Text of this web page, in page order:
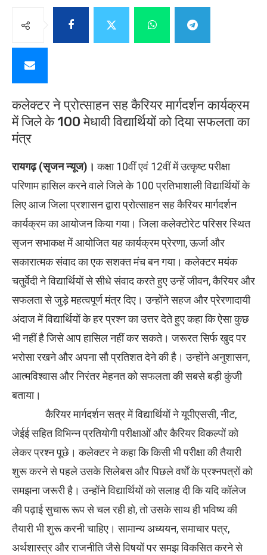
कलेक्टर ने प्रोत्साहन सह कैरियर मार्गदर्शन कार्यक्रम
में जिले के 100 मेधावी विद्यार्थियों को दिया सफलता का
मंत्र
रायगढ़ (सृजन न्यूज)।कक्षा 10वीं एवं 12वीं में उत्कृष्ट परीक्षा
परिणाम हासिल करने वाले जिले के 100 प्रतिभाशाली विद्यार्थियों के
लिए आज जिला प्रशासन द्वारा प्रोत्साहन सह कैरियर मार्गदर्शन
कार्यक्रम का आयोजन किया गया। जिला कलेक्टोरेट परिसर स्थित
सृजन सभाकक्ष में आयोजित यह कार्यक्रम प्रेरणा, ऊर्जा और
सकारात्मक संवाद का एक सशक्त मंच बन गया। कलेक्टर मयंक
चतुर्वेदी ने विद्यार्थियों से सीधे संवाद करते हुए उन्हें जीवन, कैरियर और
सफलता से जुड़े महत्वपूर्ण मंत्र दिए। उन्होंने सहज और प्रेरणादायी
अंदाज में विद्यार्थियों के हर प्रश्न का उत्तर देते हुए कहा कि ऐसा कुछ
भी नहीं है जिसे आप हासिल नहीं कर सकते। जरूरत सिर्फ खुद पर
भरोसा रखने और अपना सौ प्रतिशत देने की है। उन्होंने अनुशासन,
आत्मविश्वास और निरंतर मेहनत को सफलता की सबसे बड़ी कुंजी
बताया।
कैरियर मार्गदर्शन सत्र में विद्यार्थियों ने यूपीएससी, नीट,
जेईई सहित विभिन्न प्रतियोगी परीक्षाओं और कैरियर विकल्पों को
लेकर प्रश्न पूछे। कलेक्टर ने कहा कि किसी भी परीक्षा की तैयारी
शुरू करने से पहले उसके सिलेबस और पिछले वर्षों के प्रश्नपत्रों को
समझना जरूरी है। उन्होंने विद्यार्थियों को सलाह दी कि यदि कॉलेज
की पढ़ाई सुचारू रूप से चल रही हो, तो उसके साथ ही भविष्य की
तैयारी भी शुरू करनी चाहिए। सामान्य अध्ययन, समाचार पत्र,
अर्थशास्त्र और राजनीति जैसे विषयों पर समझ विकसित करने से